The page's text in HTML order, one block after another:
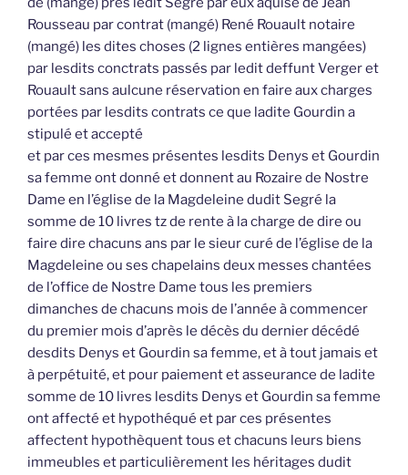
Rousseau par contrat (mangé) René Rouault notaire
(mangé) les dites choses (2 lignes entières mangées)
par lesdits conctrats passés par ledit deffunt Verger et
Rouault sans aulcune réservation en faire aux charges
portées par lesdits contrats ce que ladite Gourdin a
stipulé et accepté
et par ces mesmes présentes lesdits Denys et Gourdin
sa femme ont donné et donnent au Rozaire de Nostre
Dame en l’église de la Magdeleine dudit Segré la
somme de 10 livres tz de rente à la charge de dire ou
faire dire chacuns ans par le sieur curé de l’église de la
Magdeleine ou ses chapelains deux messes chantées
de l’office de Nostre Dame tous les premiers
dimanches de chacuns mois de l’année à commencer
du premier mois d’après le décès du dernier décédé
desdits Denys et Gourdin sa femme, et à tout jamais et
à perpétuité, et pour paiement et asseurance de ladite
somme de 10 livres lesdits Denys et Gourdin sa femme
ont affecté et hypothéqué et par ces présentes
affectent hypothèquent tous et chacuns leurs biens
immeubles et particulièrement les héritages dudit